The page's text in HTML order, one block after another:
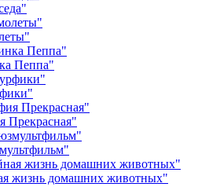
Пеппа"
Прекрасная"
жизнь домашних животных"